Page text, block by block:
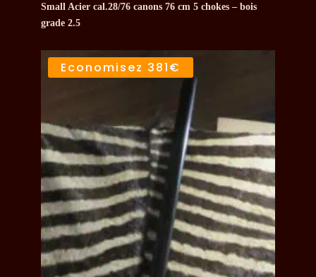
Small Acier cal.28/76 canons 76 cm 5 chokes – bois
grade 2.5
Economisez 381€